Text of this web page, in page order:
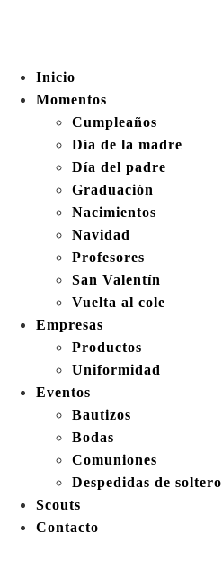
Inicio
Momentos
Cumpleaños
Día de la madre
Día del padre
Graduación
Nacimientos
Navidad
Profesores
San Valentín
Vuelta al cole
Empresas
Productos
Uniformidad
Eventos
Bautizos
Bodas
Comuniones
Despedidas de soltero
Scouts
Contacto